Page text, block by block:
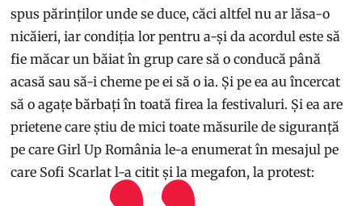
spus părinților unde se duce, căci altfel nu ar lăsa-o
nicăieri, iar condiția lor pentru a-și da acordul este să
fie măcar un băiat în grup care să o conducă până
acasă sau să-i cheme pe ei să o ia. Și pe ea au încercat
să o agațe bărbați în toată firea la festivaluri. Și ea are
prietene care știu de mici toate măsurile de siguranță
pe care Girl Up România le-a enumerat în mesajul pe
care Sofi Scarlat l-a citit și la megafon, la protest: